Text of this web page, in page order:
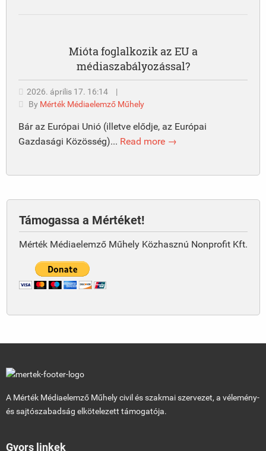
Mióta foglalkozik az EU a
médiaszabályozással?
2026. április 17. 16:14
|
By Mérték Médiaelemző Műhely
Bár az Európai Unió (illetve elődje, az Európai
Gazdasági Közösség)... Read more →
Támogassa a Mértéket!
Mérték Médiaelemző Műhely Közhasznú Nonprofit Kft.
A Mérték Médiaelemző Műhely civil és szakmai szervezet, a vélemény-
és sajtószabadság elkötelezett támogatója.
Gyors linkek